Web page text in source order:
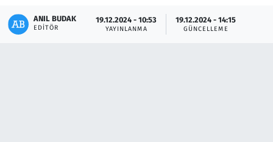
ANIL BUDAK
EDITÖR
19.12.2024 - 10:53
YAYINLANMA
19.12.2024 - 14:15
GÜNCELLEME
Otomobil